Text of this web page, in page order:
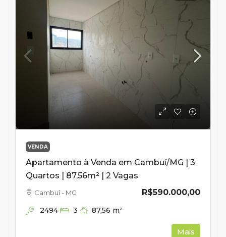
VENDA
Apartamento à Venda em Cambuí/MG | 3
Quartos | 87,56m² | 2 Vagas
R$590.000,00
Cambuí - MG
2494 3 87,56 m²
Mais